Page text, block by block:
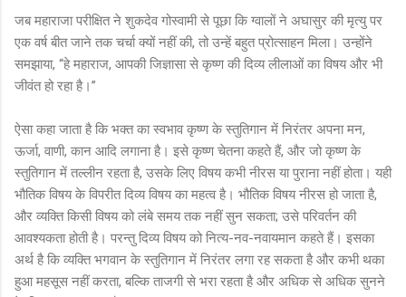
जब महाराजा परीक्षित ने शुकदेव गोस्वामी से पूछा कि ग्वालों ने अघासुर की मृत्यु पर
एक वर्ष बीत जाने तक चर्चा क्यों नहीं की, तो उन्हें बहुत प्रोत्साहन मिला। उन्होंने
समझाया, “हे महाराज, आपकी जिज्ञासा से कृष्ण की दिव्य लीलाओं का विषय और भी
जीवंत हो रहा है।”
ऐसा कहा जाता है कि भक्त का स्वभाव कृष्ण के स्तुतिगान में निरंतर अपना मन,
ऊर्जा, वाणी, कान आदि लगाना है। इसे कृष्ण चेतना कहते हैं, और जो कृष्ण के
स्तुतिगान में तल्लीन रहता है, उसके लिए विषय कभी नीरस या पुराना नहीं होता। यही
भौतिक विषय के विपरीत दिव्य विषय का महत्व है। भौतिक विषय नीरस हो जाता है,
और व्यक्ति किसी विषय को लंबे समय तक नहीं सुन सकता; उसे परिवर्तन की
आवश्यकता होती है। परन्तु दिव्य विषय को नित्य-नव-नवायमान कहते हैं। इसका
अर्थ है कि व्यक्ति भगवान के स्तुतिगान में निरंतर लगा रह सकता है और कभी थका
हुआ महसूस नहीं करता, बल्कि ताजगी से भरा रहता है और अधिक से अधिक सुनने